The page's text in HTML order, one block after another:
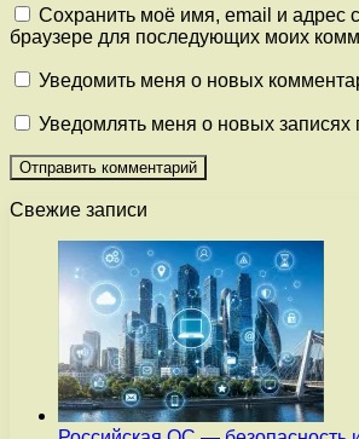
Сохранить моё имя, email и адрес
браузере для последующих моих
Уведомить меня о новых
Уведомлять меня о новых записях
Свежие записи